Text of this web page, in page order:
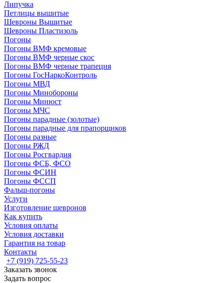
Липучка
Петлицы вышитые
Шевроны Вышитые
Шевроны Пластизоль
Погоны
Погоны ВМФ кремовые
Погоны ВМФ черные скос
Погоны ВМФ черные трапеция
Погоны ГосНаркоКонтроль
Погоны МВД
Погоны Минобороны
Погоны Минюст
Погоны МЧС
Погоны парадные (золотые)
Погоны парадные для прапорщиков
Погоны разные
Погоны РЖД
Погоны Росгвардия
Погоны ФСБ, ФСО
Погоны ФСИН
Погоны ФССП
Фальш-погоны
Услуги
Изготовление шевронов
Как купить
Условия оплаты
Условия доставки
Гарантия на товар
Контакты
+7 (919) 725-55-23
Заказать звонок
Задать вопрос